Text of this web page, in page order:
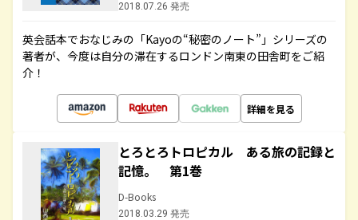
2018.07.26 発売
英会話本でおなじみの「Kayoの“秘密のノート”」シリーズの
著者が、今度は自分の滞在するロンドン南東の田舎町をご紹
介！
詳細を見る
とろとろトロピカル ある旅の記録と
記憶。 第1巻
D-Books
2018.03.29 発売